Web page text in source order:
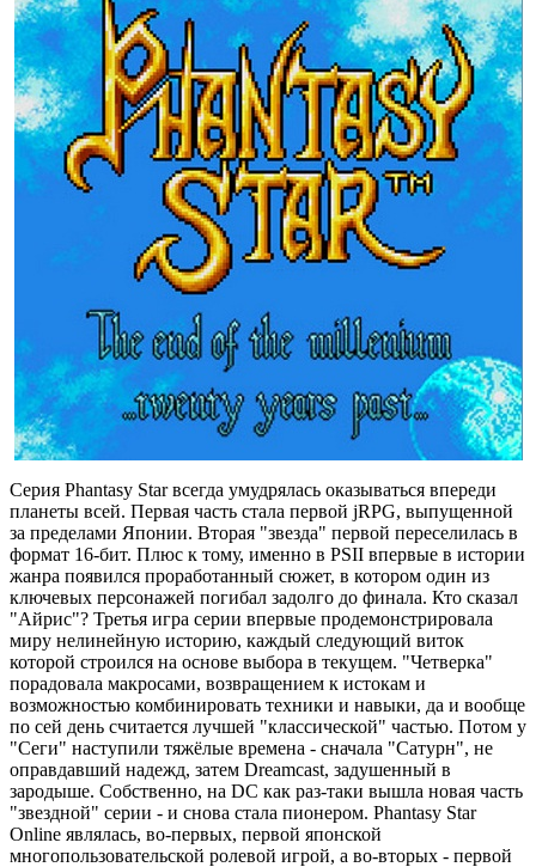
Серия Phantasy Star всегда умудрялась оказываться впереди
планеты всей. Первая часть стала первой jRPG, выпущенной
за пределами Японии. Вторая "звезда" первой переселилась в
формат 16-бит. Плюс к тому, именно в PSII впервые в истории
жанра появился проработанный сюжет, в котором один из
ключевых персонажей погибал задолго до финала. Кто сказал
"Айрис"? Третья игра серии впервые продемонстрировала
миру нелинейную историю, каждый следующий виток
которой строился на основе выбора в текущем. "Четверка"
порадовала макросами, возвращением к истокам и
возможностью комбинировать техники и навыки, да и вообще
по сей день считается лучшей "классической" частью. Потом у
"Сеги" наступили тяжёлые времена - сначала "Сатурн", не
оправдавший надежд, затем Dreamcast, задушенный в
зародыше. Собственно, на DC как раз-таки вышла новая часть
"звездной" серии - и снова стала пионером. Phantasy Star
Online являлась, во-первых, первой японской
многопользовательской ролевой игрой, а во-вторых - первой